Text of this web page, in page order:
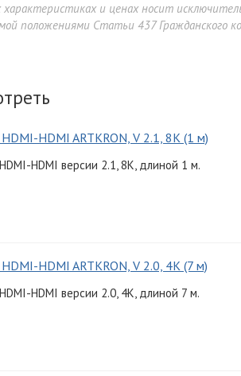
и ценах носит
положениями Статьи 437 Гражданского
HDMI ARTKRON, V 2.1, 8K (1 м)
HDMI версии 2.1, 8K, длиной 1 м.
HDMI ARTKRON, V 2.0, 4K (7 м)
HDMI версии 2.0, 4K, длиной 7 м.